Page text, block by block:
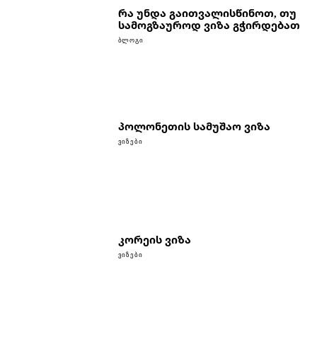
რა უნდა გაითვალისწინოთ, თუ
სამოგზაუროდ ვიზა გჭირდებათ
ᲑᲚᲝᲒᲘ
პოლონეთის სამუშაო ვიზა
ᲕᲘᲖᲔᲑᲘ
კორეის ვიზა
ᲕᲘᲖᲔᲑᲘ